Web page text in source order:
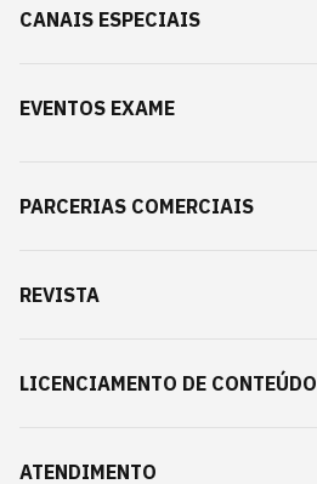
CANAIS ESPECIAIS
EVENTOS EXAME
PARCERIAS COMERCIAIS
REVISTA
LICENCIAMENTO DE CONTEÚDO
ATENDIMENTO